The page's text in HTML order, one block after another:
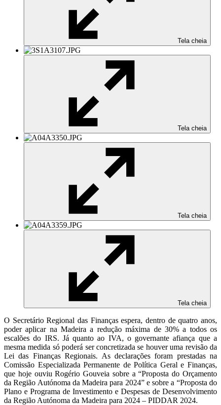
Tela cheia
Tela cheia
Tela cheia
Tela cheia
O Secretário Regional das Finanças espera, dentro de quatro anos,
poder aplicar na Madeira a redução máxima de 30% a todos os
escalões do IRS. Já quanto ao IVA, o governante afiança que a
mesma medida só poderá ser concretizada se houver uma revisão da
Lei das Finanças Regionais. As declarações foram prestadas na
Comissão Especializada Permanente de Política Geral e Finanças,
que hoje ouviu Rogério Gouveia sobre a “Proposta do Orçamento
da Região Autónoma da Madeira para 2024” e sobre a “Proposta do
Plano e Programa de Investimento e Despesas de Desenvolvimento
da Região Autónoma da Madeira para 2024 – PIDDAR 2024.